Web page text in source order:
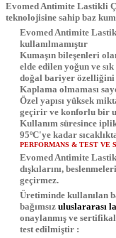
Evomed Antimite Lastikli
teknolojisine sahip baz
Evomed Antimite
kullanılmamıştır
Kumaşın bileşenleri
elde edilen yoğun ve
doğal bariyer özelliğini
Kaplama olmaması
Özel yapısı yüksek
geçirir ve konforlu bir
Kullanım süresince
95ºC'ye kadar
PERFORMANS & TEST VE
Evomed Antimite
dışkılarını,
geçirmez.
Üretiminde kullanılan
bağımsız uluslararası
onaylanmış ve
test edilmiştir :